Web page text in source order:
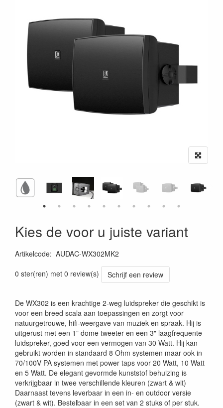
Kies de voor u juiste variant
Artikelcode: AUDAC-WX302MK2
0 ster(ren) met 0 review(s)
Schrijf een review
De WX302 is een krachtige 2-weg luidspreker die geschikt is
voor een breed scala aan toepassingen en zorgt voor
natuurgetrouwe, hifi-weergave van muziek en spraak. Hij is
uitgerust met een 1” dome tweeter en een 3" laagfrequente
luidspreker, goed voor een vermogen van 30 Watt. Hij kan
gebruikt worden in standaard 8 Ohm systemen maar ook in
70/100V PA systemen met power taps voor 20 Watt, 10 Watt
en 5 Watt. De elegant gevormde kunststof behuizing is
verkrijgbaar in twee verschillende kleuren (zwart & wit)
Daarnaast tevens leverbaar in een in- en outdoor versie
(zwart & wit). Bestelbaar in een set van 2 stuks of per stuk.